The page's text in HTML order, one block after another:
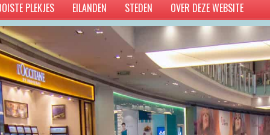
PLEKJES EILANDEN STEDEN OVER DEZE WEBSITE